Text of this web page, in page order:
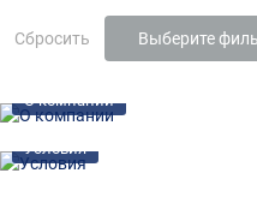
Сбросить Выберите
О компании
Условия